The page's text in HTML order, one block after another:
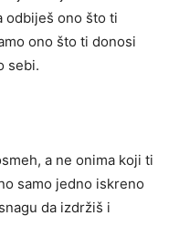
odbiješ ono što ti
ono što ti donosi
sebi.
a ne onima koji ti
samo jedno iskreno
da izdržiš i